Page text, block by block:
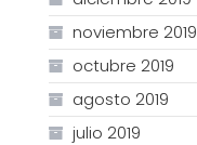
noviembre 2019
octubre 2019
agosto 2019
julio 2019